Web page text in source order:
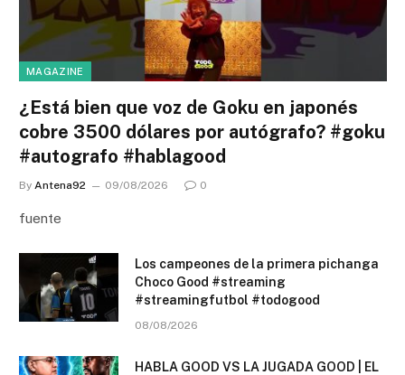
MAGAZINE
¿Está bien que voz de Goku en japonés
cobre 3500 dólares por autógrafo? #goku
#autografo #hablagood
By Antena92 09/08/2026 0
fuente
Los campeones de la primera pichanga
Choco Good #streaming
#streamingfutbol #todogood
08/08/2026
HABLA GOOD VS LA JUGADA GOOD | EL